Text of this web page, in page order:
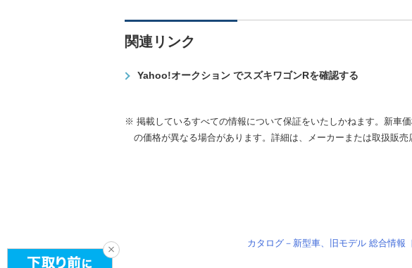
関連リンク
Yahoo!オークション でスズキワゴンRを確認する
※ 掲載しているすべての情報について保証をいたしかねます。新車
の価格が異なる場合があります。詳細は、メーカーまたは取扱販売
カタログ－新型車、旧モデル 総合情報